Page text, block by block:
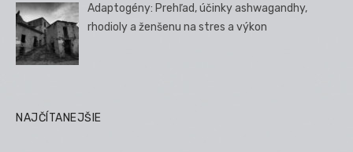
Adaptogény: Prehľad, účinky ashwagandhy,
rhodioly a ženšenu na stres a výkon
NAJČÍTANEJŠIE